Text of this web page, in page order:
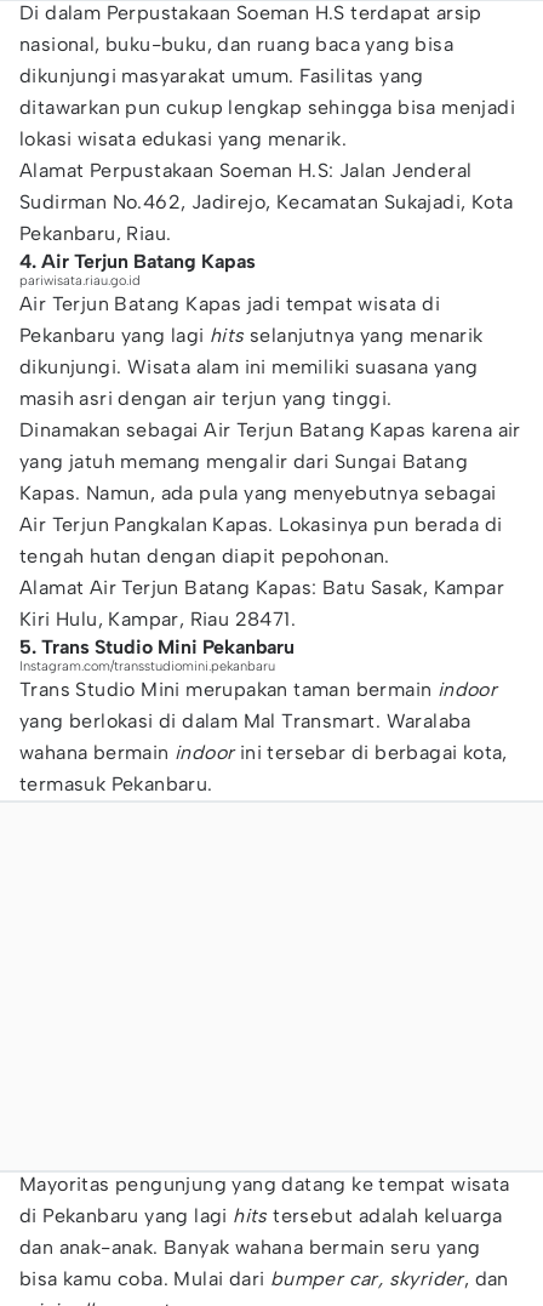
Di dalam Perpustakaan Soeman H.S terdapat arsip
nasional, buku-buku, dan ruang baca yang bisa
dikunjungi masyarakat umum. Fasilitas yang
ditawarkan pun cukup lengkap sehingga bisa menjadi
lokasi wisata edukasi yang menarik.
Alamat Perpustakaan Soeman H.S: Jalan Jenderal
Sudirman No.462, Jadirejo, Kecamatan Sukajadi, Kota
Pekanbaru, Riau.
4. Air Terjun Batang Kapas
pariwisata.riau.go.id
Air Terjun Batang Kapas jadi tempat wisata di
Pekanbaru yang lagi hitsselanjutnya yang menarik
dikunjungi. Wisata alam ini memiliki suasana yang
masih asri dengan air terjun yang tinggi.
Dinamakan sebagai Air Terjun Batang Kapas karena air
yang jatuh memang mengalir dari Sungai Batang
Kapas. Namun, ada pula yang menyebutnya sebagai
Air Terjun Pangkalan Kapas. Lokasinya pun berada di
tengah hutan dengan diapit pepohonan.
Alamat Air Terjun Batang Kapas: Batu Sasak, Kampar
Kiri Hulu, Kampar, Riau 28471.
5. Trans Studio Mini Pekanbaru
Instagram.com/transstudiomini.pekanbaru
Trans Studio Mini merupakan taman bermain indoor
yang berlokasi di dalam Mal Transmart. Waralaba
wahana bermain indoor ini tersebar di berbagai kota,
termasuk Pekanbaru.
Mayoritas pengunjung yang datang ke tempat wisata
di Pekanbaru yang lagi hitstersebut adalah keluarga
dan anak-anak. Banyak wahana bermain seru yang
bisa kamu coba. Mulai dari bumper car, skyrider, dan